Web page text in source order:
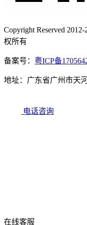
Copyright Reserved
权所有
备案号： 粤ICP备
地址：广东省广州市天
电话咨询
在线客服